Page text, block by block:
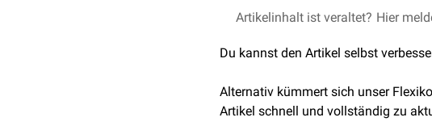
Tumormarker:AFP,HCG, LDH,
Das therapeutische Vorgehen ist
Artikelinhalt ist veraltet? Hier
Du kannst den Artikel selbst
Alternativ kümmert sich unser
Artikel schnell und vollständig zu